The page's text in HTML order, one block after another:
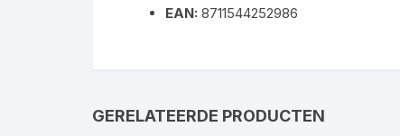
EAN: 8711544252986
GERELATEERDE PRODUCTEN